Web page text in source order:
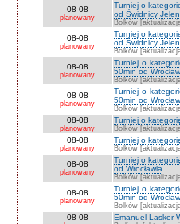
08-08
planowany
Turniej o
od Świdnicy
Bolków
08-08
planowany
Turniej o
od Świdnicy
Bolków
08-08
planowany
Turniej o
50min od
Bolków
08-08
planowany
Turniej o
50min od
Bolków
08-08
planowany
Turniej o
Bolków
08-08
planowany
Turniej o
Bolków
08-08
planowany
Turniej o
od Wrocławia
Bolków
08-08
planowany
Turniej o
50min od
Bolków
08-08 Emanuel Lasker